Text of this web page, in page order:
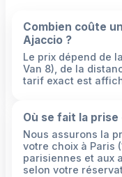
Combien coûte
Ajaccio ?
Le prix dépend de
Van 8), de la
tarif exact est
Où se fait la prise
Nous assurons la
votre choix à Paris
parisiennes et aux
selon votre